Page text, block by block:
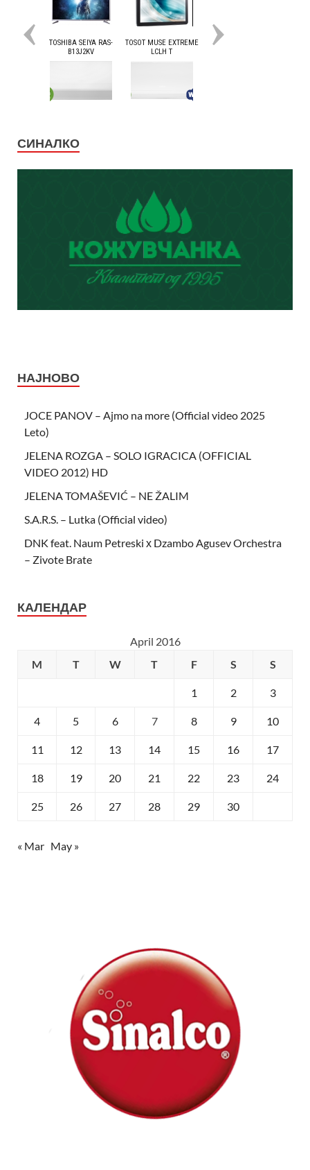
СИНАЛКО
НАЈНОВО
JOCE PANOV – Ajmo na more (Official video 2025
Leto)
JELENA ROZGA – SOLO IGRACICA (OFFICIAL
VIDEO 2012) HD
JELENA TOMAŠEVIĆ – NE ŽALIM
S.A.R.S. – Lutka (Official video)
DNK feat. Naum Petreski х Dzambo Agusev Orchestra
– Zivote Brate
КАЛЕНДАР
April 2016
M
T W T F S S
1 2 3
4 5 6 7 8 9 10
11 12 13 14 15 16 17
18 19 20 21 22 23 24
25 26 27 28 29 30
« Mar May »